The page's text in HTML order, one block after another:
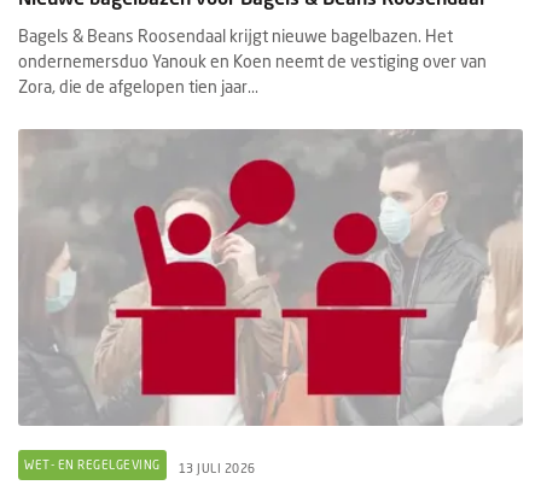
Bagels & Beans Roosendaal krijgt nieuwe bagelbazen. Het
ondernemersduo Yanouk en Koen neemt de vestiging over van
Zora, die de afgelopen tien jaar...
WET- EN REGELGEVING 13 JULI 2026